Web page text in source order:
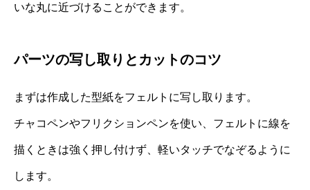
いな丸に近づけることができます。
パーツの写し取りとカットのコツ
まずは作成した型紙をフェルトに写し取ります。
チャコペンやフリクションペンを使い、フェルトに線を
描くときは強く押し付けず、軽いタッチでなぞるように
します。